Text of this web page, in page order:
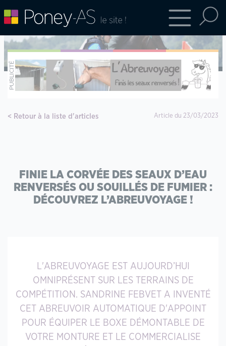
Retour à la liste d'articles Article du 23/03/2023
FINIE LA CORVÉE DES SEAUX D’EAU
RENVERSÉS OU SOUILLÉS DE FUMIER :
DÉCOUVREZ L’ABREUVOYAGE !
L'ABREUVOYAGE EST AUJOURD’HUI
OMNIPRÉSENT SUR LES TERRAINS DE
COMPÉTITION. SANDRINE FEBVET A INVENTÉ
CET ABREUVOIR AUTOMATIQUE D'APPOINT
POUR ÉQUIPER LE BOXE DÉMONTABLE DE
VOTRE MONTURE ET LE COMMERCIALISE